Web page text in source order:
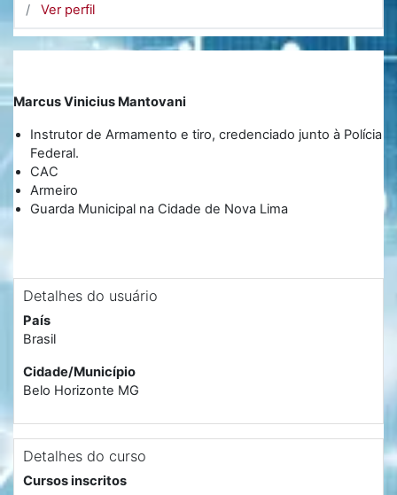
Ver perfil
Marcus Vinicius Mantovani
Instrutor de Armamento e tiro, credenciado junto à Polícia
Federal.
CAC
Armeiro
Guarda Municipal na Cidade de Nova Lima
Detalhes do usuário
País
Brasil
Cidade/Município
Belo Horizonte MG
Detalhes do curso
Cursos inscritos